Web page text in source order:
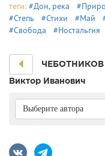
теги: #Дон, река
#Степь
#Стихи #Май
#Свобода
#Ностальгия
ЧЕБОТНИКОВ
Виктор Иванович
Выберите автора